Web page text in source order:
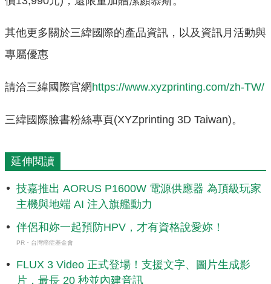
其他更多關於三緯國際的產品資訊，以及資訊月活動與
專屬優惠
請洽三緯國際官網https://www.xyzprinting.com/zh-TW/
三緯國際臉書粉絲專頁(XYZprinting 3D Taiwan)。
延伸閱讀
技嘉推出 AORUS P1600W 電源供應器 為頂級玩家
主機與地端 AI 注入旗艦動力
伴侶和妳一起預防HPV，才有資格說愛妳！
PR・台灣癌症基金會
FLUX 3 Video 正式登場！支援文字、圖片生成影
片，最長 20 秒並內建音訊